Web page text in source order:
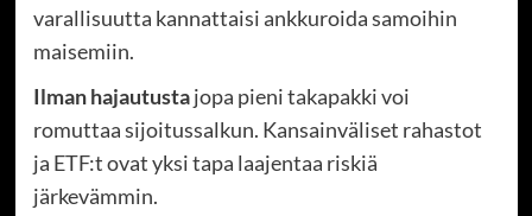
varallisuutta kannattaisi ankkuroida samoihin
maisemiin.
Ilman hajautustajopa pieni takapakki voi
romuttaa sijoitussalkun. Kansainväliset rahastot
ja ETF:t ovat yksi tapa laajentaa riskiä
järkevämmin.